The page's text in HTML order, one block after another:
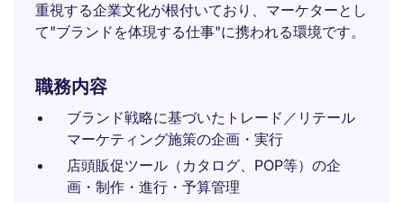
重視する企業文化が根付いており、マーケターとし
て"ブランドを体現する仕事"に携われる環境です。
職務内容
ブランド戦略に基づいたトレード／リテール
マーケティング施策の企画・実行
店頭販促ツール（カタログ、POP等）の企
画・制作・進行・予算管理